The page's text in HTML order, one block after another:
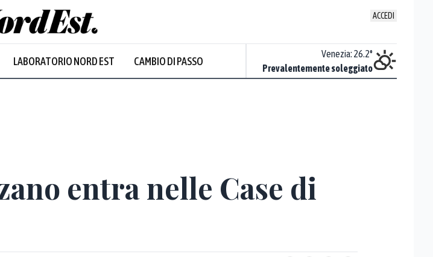
ACCEDI
LABORATORIO NORD EST CAMBIO DI PASSO
Sereno
Venezia: 26.2°
Prevalentemente soleggiato
entra nelle Case di